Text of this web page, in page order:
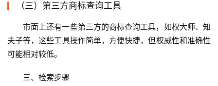
（三）第三方商标查询工具
市面上还有一些第三方的商标查询工具，如权大师、知
夫子等，这些工具操作简单，方便快捷，但权威性和准确性
可能相对较低。
三、检索步骤